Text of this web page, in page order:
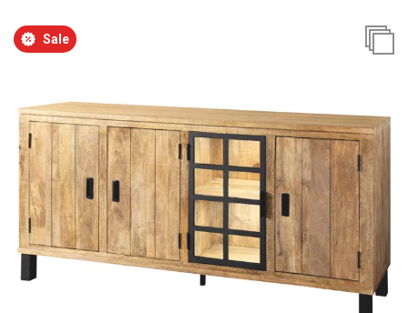
Bildergalerie überspringen
Sale